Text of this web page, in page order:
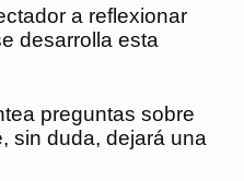
a reflexionar
desarrolla esta
preguntas sobre
sin duda, dejará una